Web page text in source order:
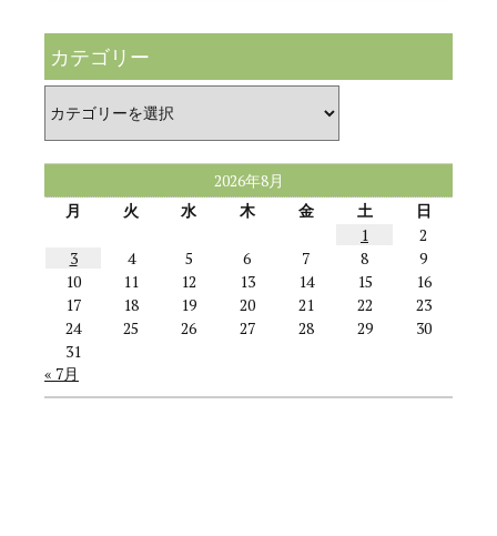
カテゴリー
テ
ゴ
リ
2026年8月
月
火 水 木 金 土
日
1
2
3
4 5 6 7 8
9
10
11 12 13 14 15
16
17
18 19 20 21 22
23
24
25 26 27 28 29
30
31
« 7月